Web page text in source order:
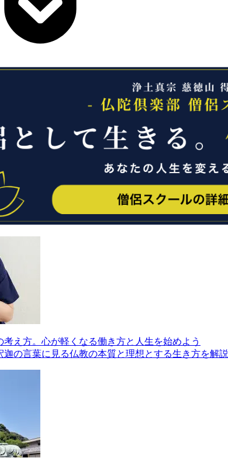
考え方。心が軽くなる働き方と人生を始めよう
迦の言葉に見る仏教の本質と理想とする生き方を解説